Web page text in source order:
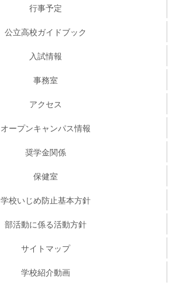
行事予定
公立高校ガイドブック
入試情報
事務室
アクセス
オープンキャンパス情報
奨学金関係
保健室
学校いじめ防止基本方針
部活動に係る活動方針
サイトマップ
学校紹介動画